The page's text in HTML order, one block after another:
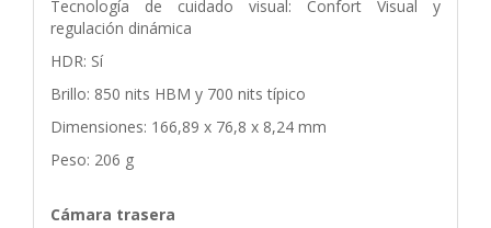
Tecnología de cuidado visual: Confort Visual y
regulación dinámica
HDR: Sí
Brillo: 850 nits HBM y 700 nits típico
Dimensiones: 166,89 x 76,8 x 8,24 mm
Peso: 206 g
Cámara trasera